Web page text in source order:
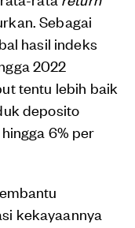
Sebagai
hasil indeks
2022
tentu lebih baik
deposito
6% per
kekayaannya